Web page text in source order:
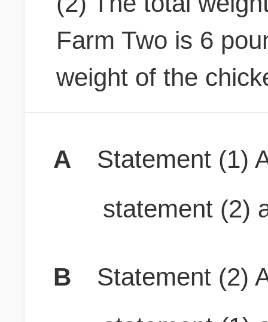
Farm Two is 6
weight of the
A
Statement (1)
statement (2)
B
Statement (2)